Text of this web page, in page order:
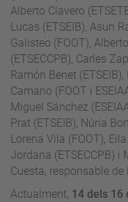
Alberto Clavero
Lucas (ETSEIB), Asun
Galisteo (FOOT),
(ETSECCPB), Carles
Ramón Benet
Camano (FOOT i
Miguel Sánchez
Prat (ETSEIB), Núria
Lorena Vila (FOOT),
Jordana (ETSECCPB) i
Cuesta, responsable de
Actualment, 14 dels 16